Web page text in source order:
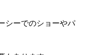
シーでのショーやパ